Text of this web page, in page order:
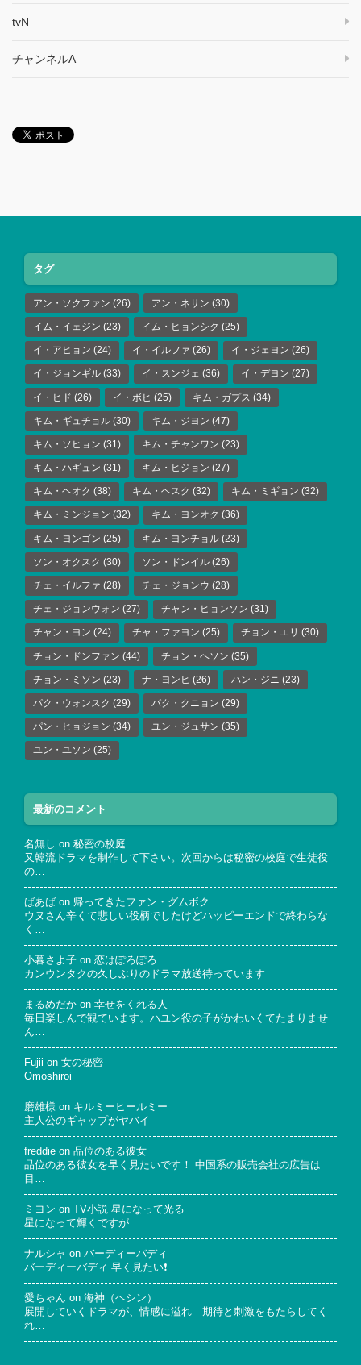
tvN
チャンネルA
タグ
アン・ソクファン (26) アン・ネサン (30)
イム・イェジン (23) イム・ヒョンシク (25)
イ・アヒョン (24) イ・イルファ (26) イ・ジェヨン (26)
イ・ジョンギル (33) イ・スンジェ (36) イ・デヨン (27)
イ・ヒド (26) イ・ボヒ (25) キム・ガプス (34)
キム・ギュチョル (30) キム・ジヨン (47)
キム・ソヒョン (31) キム・チャンワン (23)
キム・ハギュン (31) キム・ヒジョン (27)
キム・ヘオク (38) キム・ヘスク (32) キム・ミギョン (32)
キム・ミンジョン (32) キム・ヨンオク (36)
キム・ヨンゴン (25) キム・ヨンチョル (23)
ソン・オクスク (30) ソン・ドンイル (26)
チェ・イルファ (28) チェ・ジョンウ (28)
チェ・ジョンウォン (27) チャン・ヒョンソン (31)
チャン・ヨン (24) チャ・ファヨン (25) チョン・エリ (30)
チョン・ドンファン (44) チョン・ヘソン (35)
チョン・ミソン (23) ナ・ヨンヒ (26) ハン・ジニ (23)
パク・ウォンスク (29) パク・クニョン (29)
パン・ヒョジョン (34) ユン・ジュサン (35)
ユン・ユソン (25)
最新のコメント
名無し on 秘密の校庭
又韓流ドラマを制作して下さい。次回からは秘密の校庭で生徒役
の…
ばあば on 帰ってきたファン・グムボク
ウヌさん辛くて悲しい役柄でしたけどハッピーエンドで終わらな
く…
小暮さよ子 on 恋はぽろぽろ
カンウンタクの久しぶりのドラマ放送待っています
まるめだか on 幸せをくれる人
毎日楽しんで観ています。ハユン役の子がかわいくてたまりませ
ん…
Fujii on 女の秘密
Omoshiroi
磨雄様 on キルミーヒールミー
主人公のギャップがヤバイ
freddie on 品位のある彼女
品位のある彼女を早く見たいです！ 中国系の販売会社の広告は
目…
ミヨン on
TV小説 星になって光る
星になって輝くですが…
ナルシャ on バーディーバディ
バーディーバディ 早く見たい❗
愛ちゃん on 海神（ヘシン）
展開していくドラマが、情感に溢れ 期待と刺激をもたらしてく
れ…